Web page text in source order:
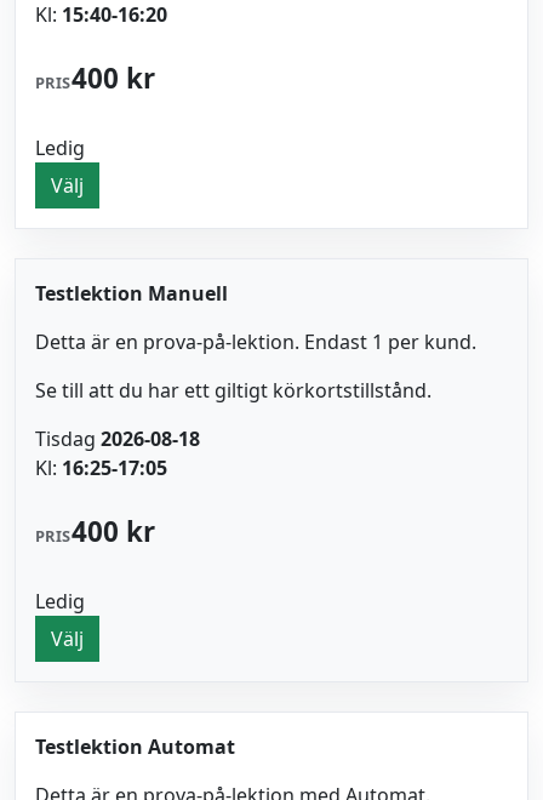
Kl: 15:40-16:20
PRIS400 kr
Ledig
Välj
Testlektion Manuell
Detta är en prova-på-lektion. Endast 1 per kund.
Se till att du har ett giltigt körkortstillstånd.
Tisdag 2026-08-18
Kl: 16:25-17:05
PRIS400 kr
Ledig
Välj
Testlektion Automat